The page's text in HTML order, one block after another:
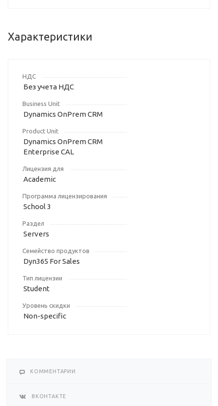
Характеристики
НДС
Без учета НДС
Business Unit
Dynamics OnPrem CRM
Product Unit
Dynamics OnPrem CRM
Enterprise CAL
Лицензия для
Academic
Программа лицензирования
School 3
Раздел
Servers
Семейство продуктов
Dyn365 For Sales
Тип лицензии
Student
Уровень скидки
Non-specific
КОММЕНТАРИИ
ВКОНТАКТЕ